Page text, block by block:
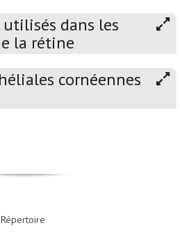
dans les
la rétine
cornéennes
Répertoire